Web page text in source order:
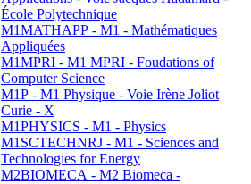
École Polytechnique
M1MATHAPP - M1 - Mathématiques
Appliquées
M1MPRI - M1 MPRI - Foudations of
Computer Science
M1P - M1 Physique - Voie Irène Joliot
Curie - X
M1PHYSICS - M1 - Physics
M1SCTECHNRJ - M1 - Sciences and
Technologies for Energy
M2BIOMECA - M2 Biomeca -